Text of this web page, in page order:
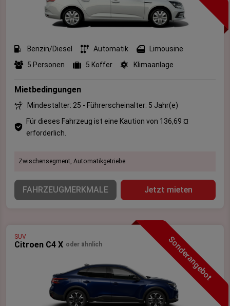
Benzin/Diesel Automatik
Limousine
5 Personen
5 Koffer Klimaanlage
Mietbedingungen
Mindestalter: 25 - Führerscheinalter: 5 Jahr(e)
Für dieses Fahrzeug ist eine Kaution von 136,69 ¤
erforderlich.
Zwischensegment, Automatikgetriebe.
FAHRZEUGMERKMALE Jetzt mieten
Sonderangebot
SUV
Citroen C4 X oder ähnlich